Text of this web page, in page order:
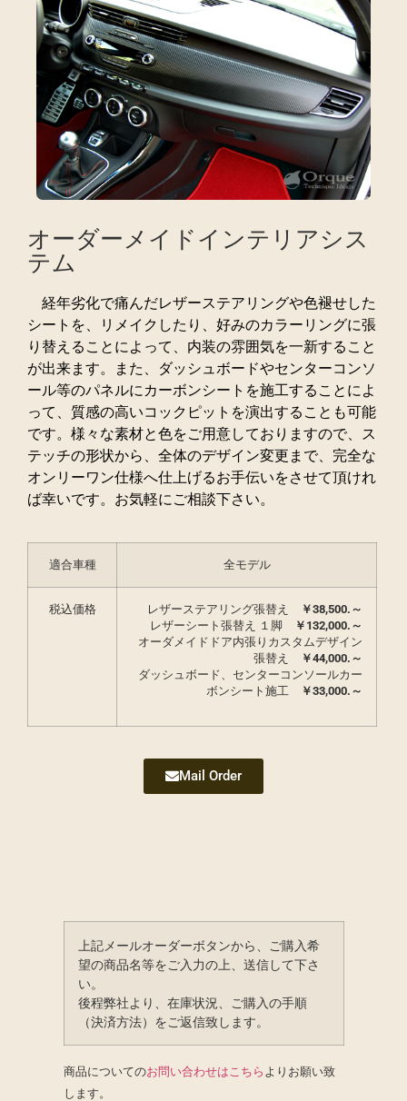
オーダーメイドインテリアシス
テム
経年劣化で痛んだレザーステアリングや色褪せした
シートを、リメイクしたり、好みのカラーリングに張
り替えることによって、内装の雰囲気を一新すること
が出来ます。また、ダッシュボードやセンターコンソ
ール等のパネルにカーボンシートを施工することによ
って、質感の高いコックピットを演出することも可能
です。様々な素材と色をご用意しておりますので、ス
テッチの形状から、全体のデザイン変更まで、完全な
オンリーワン仕様へ仕上げるお手伝いをさせて頂けれ
ば幸いです。お気軽にご相談下さい。
適合車種 全モデル
税込価格 レザーステアリング張替え ￥38,500.～
レザーシート張替え
１脚
￥132,000.～
オーダメイドドア内張りカスタムデザイン
張替え
￥44,000.～
ダッシュボード、センターコンソールカー
ボンシート施工
￥33,000.～
Mail Order
上記メールオーダーボタンから、ご購入希
望の商品名等をご入力の上、送信して下さ
い。
後程弊社より、在庫状況、ご購入の手順
（決済方法）をご返信致します。
商品についてのお問い合わせはこちら よりお願い致
します。